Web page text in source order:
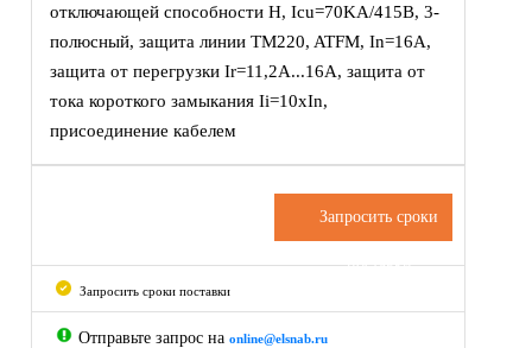
отключающей способности H, Icu=70KA/415В, 3-
полюсный, защита линии TM220, ATFM, In=16А,
защита от перегрузки Ir=11,2A...16А, защита от
тока короткого замыкания Ii=10xIn,
присоединение кабелем
Запросить сроки
поставки
Запросить сроки поставки
Отправьте запрос на online@elsnab.ru